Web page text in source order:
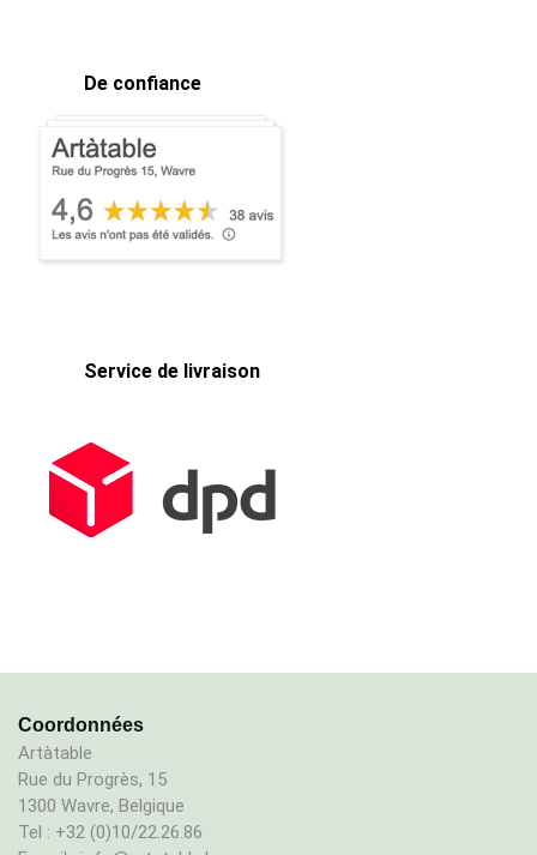
De confiance
Service de livraison
Coordonnées
Artàtable
Rue du Progrès, 15
1300 Wavre, Belgique
Tel : +32 (0)10/22.26.86